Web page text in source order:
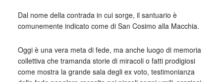
Dal nome della contrada in cui sorge, il santuario è
comunemente indicato come di San Cosimo alla Macchia.
Oggi è una vera meta di fede, ma anche luogo di memoria
collettiva che tramanda storie di miracoli o fatti prodigiosi
come mostra la grande sala degli ex voto, testimonianza